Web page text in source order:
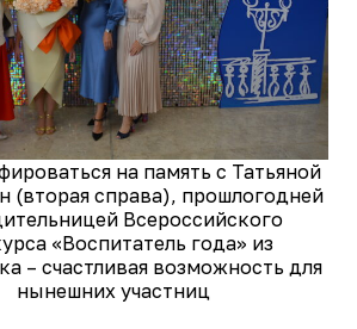
на память с Татьяной
(вторая справа), прошлогодней
Всероссийского
«Воспитатель года» из
– счастливая возможность для
нынешних участниц